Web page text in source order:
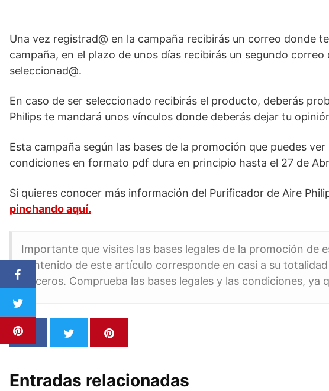
Una vez registrad@ en la campaña recibirás un correo donde
campaña, en el plazo de unos días recibirás un segundo
seleccionad@.
En caso de ser seleccionado recibirás el producto, deberás
Philips te mandará unos vínculos donde deberás dejar tu
Esta campaña según las bases de la promoción que puedes
condiciones en formato pdf dura en principio hasta el 27 de
Si quieres conocer más información del Purificador de Aire
pinchando aquí.
Importante que visites las bases legales de la promoción de
contenido de este artículo corresponde en casi a su
terceros. Comprueba las bases legales y las condiciones, ya
Entradas relacionadas